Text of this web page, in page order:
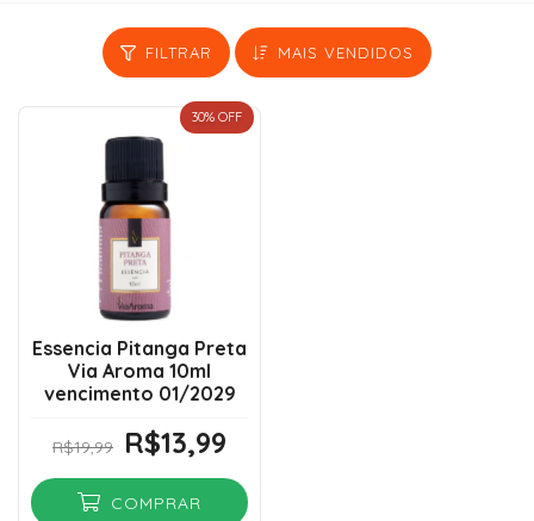
FILTRAR MAIS VENDIDOS
30% OFF
Essencia Pitanga Preta
Via Aroma 10ml
vencimento 01/2029
R$19,99 R$13,99
COMPRAR